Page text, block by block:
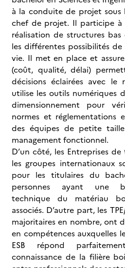
à la conduite de projet sous
chef de projet. Il participe
réalisation de structures
les différentes possibilités
vie. Il met en place et
(coût, qualité, délai)
décisions éclairées avec le
utilise les outils numériques
dimensionnement pour
normes et réglementations
des équipes de petite
management fonctionnel.
D’un côté, les Entreprises
les groupes internationaux
pour les titulaires du
personnes ayant une
technique du matériau
associés. D’autre part, les
majoritaires en nombre, ont
en compétences auxquelles
ESB répond
connaissance de la filière